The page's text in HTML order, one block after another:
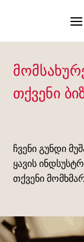
თქვენი
ჩვენი გუნდი
ყავის
თქვენი